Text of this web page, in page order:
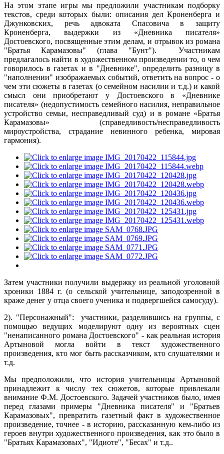
На этом этапе игры мы предложили участникам подборку
текстов, среди которых были: описания дел Кроненберга и
Джунковских, речь адвоката Спасовича в защиту
Кроненберга, выдержки из «Дневника писателя»
Достоевского, посвященные этим делам, и отрывок из романа
"Братья Карамазовы" (глава "Бунт"). Участникам
предлагалось найти в художественном произведении то, о чем
говорилось в газетах и в "Дневнике", определить разницу в
"наполнении" изображаемых событий, ответить на вопрос - о
чем эти сюжеты в газетах (о семейном насилии и т.д.) и какой
смысл они приобретают у Достоевского в «Дневнике
писателя» (недопустимость семейного насилия, неправильное
устройство семьи, несправедливый суд) и в романе «Братья
Карамазовы» (справедливость/несправедливость
мироустройства, страдание невинного ребенка, мировая
гармония).
Затем участники получили выдержку из реальной уголовной
хроники 1884 г. (о сельской учительнице, заподозренной в
краже денег у отца своего ученика и подвергшейся самосуду).
2). "Персонажный": участники, разделившись на группы, с
помощью ведущих моделируют одну из вероятных сцен
"ненаписанного романа Достоевского" - как реальная история
Артыновой могла войти в текст художественного
произведения, кто мог быть рассказчиком, кто слушателями и
т.д.
Мы предположили, что история учительницы Артыновой
принадлежит к числу тех сюжетов, которые привлекали
внимание Ф.М. Достоевского. Задачей участников было, имея
перед глазами примеры "Дневника писателя" и "Братьев
Карамазовых", превратить газетный факт в художественное
произведение, точнее - в историю, рассказанную кем-либо из
героев внутри художественного произведения, как это было в
"Братьях Карамазовых", "Идиоте", "Бесах" и т.д..